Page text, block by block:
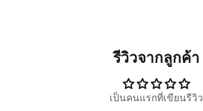
รีวิวจากลูกค้า
เป็นคนแรกที่เขียนรีวิว